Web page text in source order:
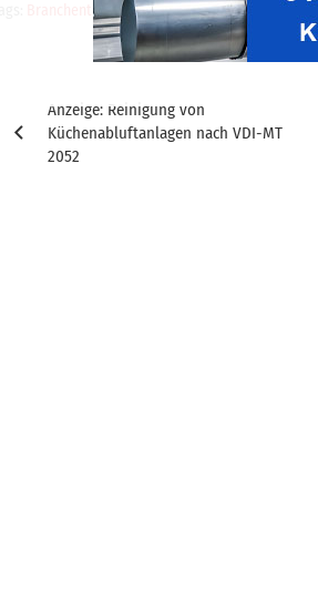
Branchenticker-Anzeige,cci Branchenticker
Anzeige: Reinigung von
Küchenabluftanlagen nach VDI-MT
2052